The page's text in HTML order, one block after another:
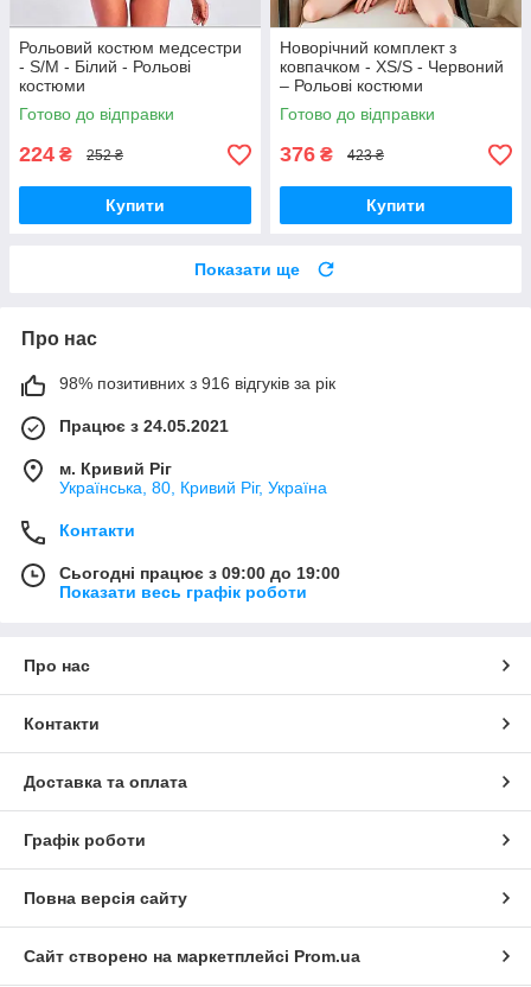
Рольовий костюм медсестри
- S/M - Білий - Рольові
костюми
Готово до відправки
224 ₴ 252 ₴
Купити
Новорічний комплект з
ковпачком - XS/S - Червоний
– Рольові костюми
Готово до відправки
376 ₴ 423 ₴
Купити
Показати ще
Про нас
98% позитивних з 916 відгуків за рік
Працює з 24.05.2021
м. Кривий Ріг
Українська, 80, Кривий Ріг, Україна
Контакти
Сьогодні працює з 09:00 до 19:00
Показати весь графік роботи
Про нас
Контакти
Доставка та оплата
Графік роботи
Повна версія сайту
Сайт створено на маркетплейсі Prom.ua